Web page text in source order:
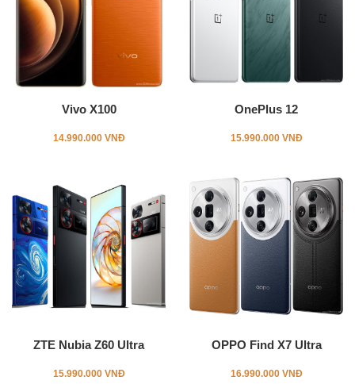
Vivo X100
14.990.000 VNĐ
OnePlus 12
15.990.000 VNĐ
ZTE Nubia Z60 Ultra
15.990.000 VNĐ
OPPO Find X7 Ultra
16.990.000 VNĐ